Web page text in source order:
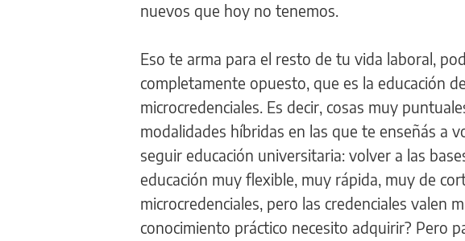
nuevos que hoy no tenemos.
Eso te arma para el resto de tu vida laboral,
completamente opuesto, que es la educación
microcredenciales. Es decir, cosas muy
modalidades híbridas en las que te enseñás a
seguir educación universitaria: volver a las
educación muy flexible, muy rápida, muy de
microcredenciales, pero las credenciales valen
conocimiento práctico necesito adquirir? Pero